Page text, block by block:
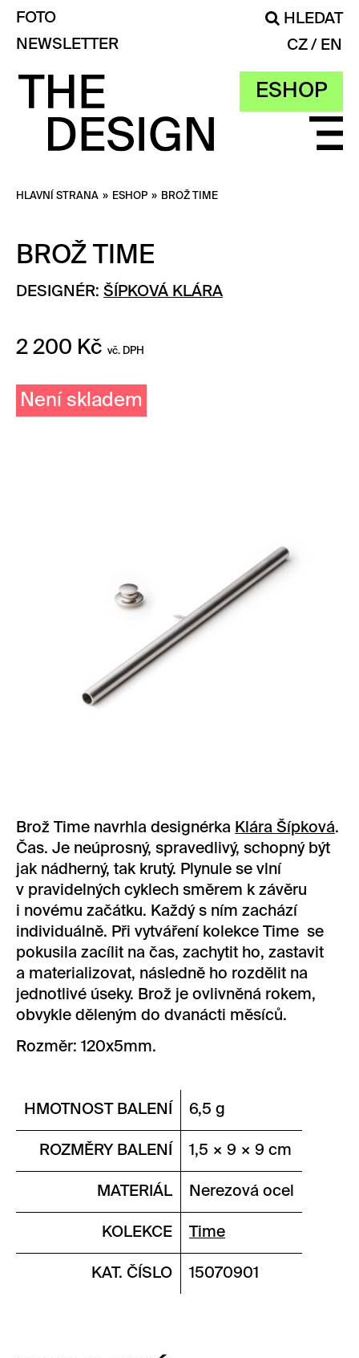
ESHOP
FOTO
HLEDAT
NEWSLETTER
CZ EN
HLAVNÍ STRANA » ESHOP » BROŽ TIME
BROŽ TIME
DESIGNÉR: ŠÍPKOVÁ KLÁRA
2 200 Kč vč. DPH
Není skladem
Brož Time navrhla designérka Klára Šípková.
Čas. Je neúprosný, spravedlivý, schopný být
jak nádherný, tak krutý. Plynule se vlní
v pravidelných cyklech směrem k závěru
i novému začátku. Každý s ním zachází
individuálně. Při vytváření kolekce Time se
pokusila zacílit na čas, zachytit ho, zastavit
a materializovat, následně ho rozdělit na
jednotlivé úseky. Brož je ovlivněná rokem,
obvykle děleným do dvanácti měsíců.
Rozměr: 120x5mm.
HMOTNOST BALENÍ 6,5 g
ROZMĚRY BALENÍ 1,5 × 9 × 9 cm
MATERIÁL Nerezová ocel
KOLEKCE Time
KAT. ČÍSLO 15070901